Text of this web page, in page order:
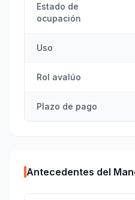
Estado de
ocupación
Uso
Rol avalúo
Plazo de pago
Antecedentes del